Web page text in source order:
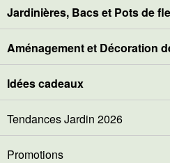
Jardinières, Bacs et Pots de
Aménagement et Décoration
Idées cadeaux
Tendances Jardin 2026
Promotions